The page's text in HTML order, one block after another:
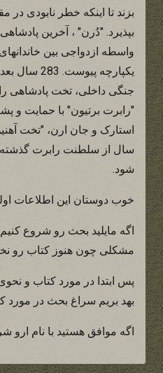
بزند تا اینکه خطر نابودی در
بپذیرد. "دُرن" ، آخرین
واسطه ازدواجی بین
یکپارچه
جنگی داخلی، تخت پادشاهی
"رابرت برتیون" با حمایت و
استارک و جان ارن، "تخت
سال از سلطنت رابرت
شود.
خوب دوستان این اطلاعات
اگه مایلید بحث رو شروع
مشکلی چون هنوز کتاب رو
پس ابتدا در مورد کتاب و
بهد بریم سراغ بحث در مورد
اگه موافق هستید با نام ارو